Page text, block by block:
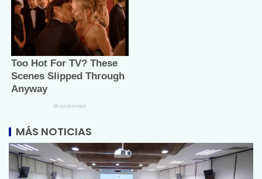
MÁS NOTICIAS